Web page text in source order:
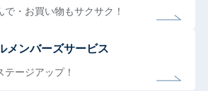
・お買い物もサクサク！
メンバーズサービス
ージアップ！